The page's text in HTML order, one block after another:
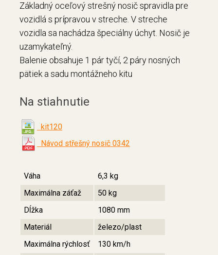
Základný oceľový strešný nosič spravidla pre
vozidlá s prípravou v streche. V streche
vozidla sa nachádza špeciálny úchyt. Nosič je
uzamykateľný.
Balenie obsahuje 1 pár tyčí, 2 páry nosných
pätiek a sadu montážneho kitu
Na stiahnutie
kit120
Návod střešný nosič 0342
Váha
6,3 kg
Maximálna záťaž
50 kg
Dĺžka
1080 mm
Materiál
železo/plast
Maximálna rýchlosť
130 km/h